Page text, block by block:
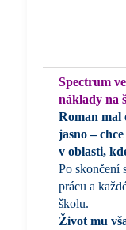
Spectrum
náklady na
Roman mal
jasno –
v oblasti,
Po skončení
prácu a
školu.
Život mu